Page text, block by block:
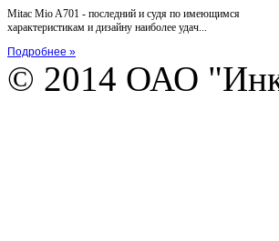
Mitac Mio A701 - последний и судя по имеющимся
характеристикам и дизайну наиболее удач...
Подробнее »
© 2014 ОАО